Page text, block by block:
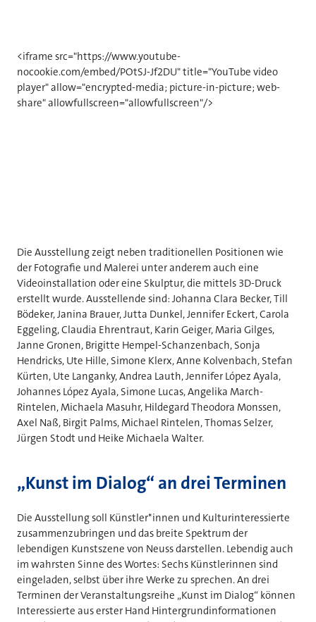
<iframe src="https://www.youtube-
nocookie.com/embed/POtSJ-Jf2DU" title="YouTube video
player" allow="encrypted-media; picture-in-picture; web-
share" allowfullscreen="allowfullscreen"/>
Die Ausstellung zeigt neben traditionellen Positionen wie
der Fotografie und Malerei unter anderem auch eine
Videoinstallation oder eine Skulptur, die mittels 3D-Druck
erstellt wurde. Ausstellende sind: Johanna Clara Becker, Till
Bödeker, Janina Brauer, Jutta Dunkel, Jennifer Eckert, Carola
Eggeling, Claudia Ehrentraut, Karin Geiger, Maria Gilges,
Janne Gronen, Brigitte Hempel-Schanzenbach, Sonja
Hendricks, Ute Hille, Simone Klerx, Anne Kolvenbach, Stefan
Kürten, Ute Langanky, Andrea Lauth, Jennifer López Ayala,
Johannes López Ayala, Simone Lucas, Angelika March-
Rintelen, Michaela Masuhr, Hildegard Theodora Monssen,
Axel Naß, Birgit Palms, Michael Rintelen, Thomas Selzer,
Jürgen Stodt und Heike Michaela Walter.
„Kunst im Dialog“ an drei Terminen
Die Ausstellung soll Künstler*innen und Kulturinteressierte
zusammenzubringen und das breite Spektrum der
lebendigen Kunstszene von Neuss darstellen. Lebendig auch
im wahrsten Sinne des Wortes: Sechs Künstlerinnen sind
eingeladen, selbst über ihre Werke zu sprechen. An drei
Terminen der Veranstaltungsreihe „Kunst im Dialog“ können
Interessierte aus erster Hand Hintergrundinformationen